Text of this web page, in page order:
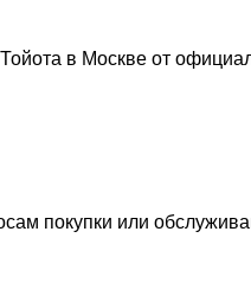
в Москве от
покупки или